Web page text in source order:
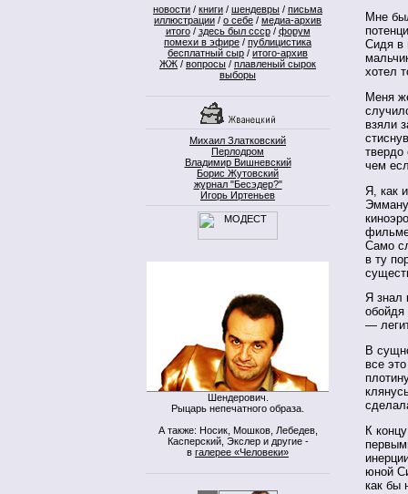
новости / книги / шендевры / письма
иллюстрации / о себе / медиа-архив
итого/ здесь был ссср/ форум
помехи в эфире / публицистика
бесплатный сыр / итого-архив
ЖЖ / вопросы / плавленый сырок
выборы
Михаил Златковский
Перлодром
Владимир Вишневский
Борис Жутовский
журнал "Бесэдер?"
Игорь Иртеньев
Шендерович.
Рыцарь непечатного образа.
А также: Носик, Мошков, Лебедев,
Касперский, Экслер и другие -
в галерее «Человеки»
Мне
Сидя в
хотел
Меня
взяли
твердо
чем
Я, как
Само
в ту
Я знал
обойдя
—
В
все
К
юной
как бы